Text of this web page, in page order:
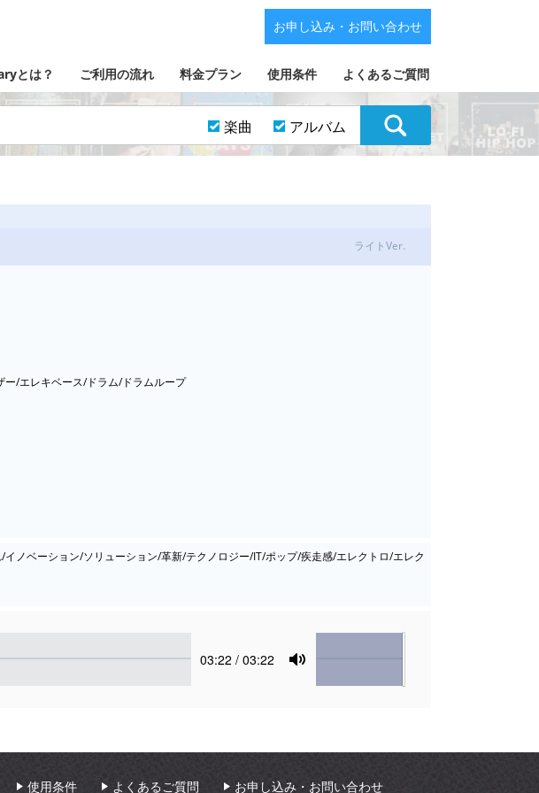
とは？ ご利用の流れ 料金プラン 使用条件 よくあるご質問
お申し込み・お問い合わせ
楽曲 アルバム
ライトVer.
ー/エレキベース/ドラム/ドラムループ
ノベーション/ソリューション/革新/テクノロジー/IT/ポップ/疾走感/エレクトロ/エレク
Current
03:22 / 03:22
Mute
Volume
使用条件 よくあるご質問 お申し込み・お問い合わせ